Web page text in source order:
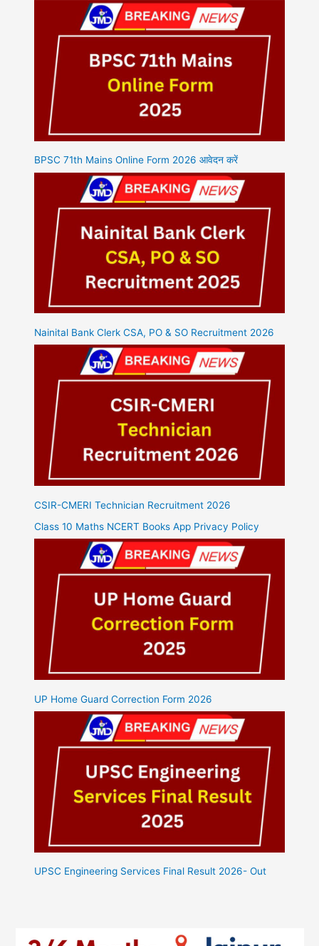
BPSC 71th Mains Online Form 2026 आवेदन करें
Nainital Bank Clerk CSA, PO & SO Recruitment 2026
CSIR-CMERI Technician Recruitment 2026
Class 10 Maths NCERT Books App Privacy Policy
UP Home Guard Correction Form 2026
UPSC Engineering Services Final Result 2026- Out